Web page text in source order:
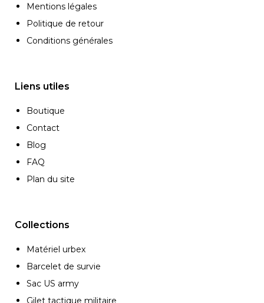
Mentions légales
Politique de retour
Conditions générales
Liens utiles
Boutique
Contact
Blog
FAQ
Plan du site
Collections
Matériel urbex
Barcelet de survie
Sac US army
Gilet tactique militaire